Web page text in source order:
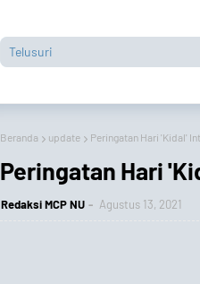
Beranda update Peringatan Hari 'Kidal'
Peringatan Hari
Redaksi MCP NU Agustus 13, 2021